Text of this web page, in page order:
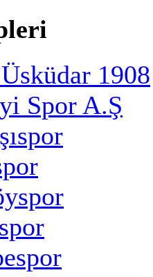
1908
Spor A.Ş